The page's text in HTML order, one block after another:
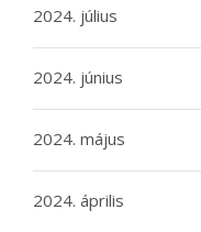
2024. július
2024. június
2024. május
2024. április